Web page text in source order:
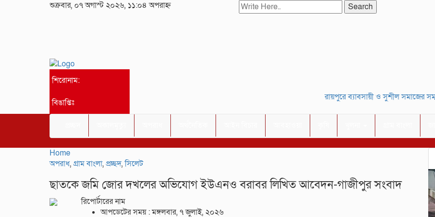
শুক্রবার, ০৭ অগাস্ট ২০২৬, ১১:০৪ অপরাহ্ন Search
শিরোনাম:
বিঙাপ্তিঃ
রায়পুরে ব্যাবসায়ী ও সুশীল সমাজের সম্মানে
Home
অপরাধ,গ্রাম বাংলা,প্রচ্ছদ,সিলেট
ছাতকে জমি জোর দখলের অভিযোগ ইউএনও বরাবর লিখিত আবেদন-গাজীপুর সংবাদ
রিপোর্টারের নাম
আপডেটের সময় : মঙ্গলবার, ৭ জুলাই, ২০২৬